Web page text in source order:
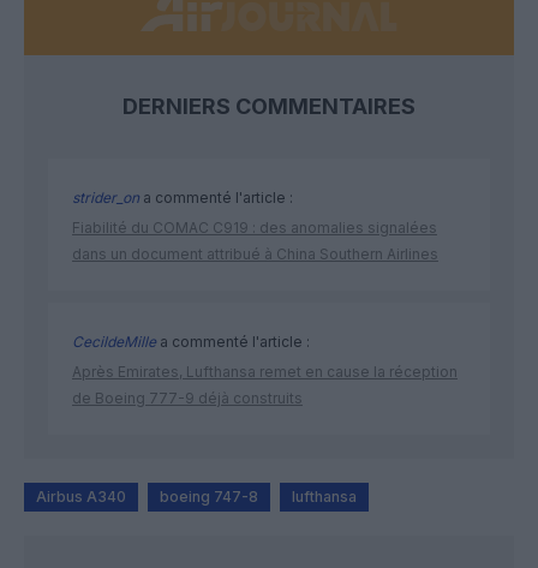
DERNIERS COMMENTAIRES
strider_on a commenté l'article :
Fiabilité du COMAC C919 : des anomalies signalées
dans un document attribué à China Southern Airlines
CecildeMillea commenté l'article :
Après Emirates, Lufthansa remet en cause la réception
de Boeing 777-9 déjà construits
Airbus A340 boeing 747-8 lufthansa